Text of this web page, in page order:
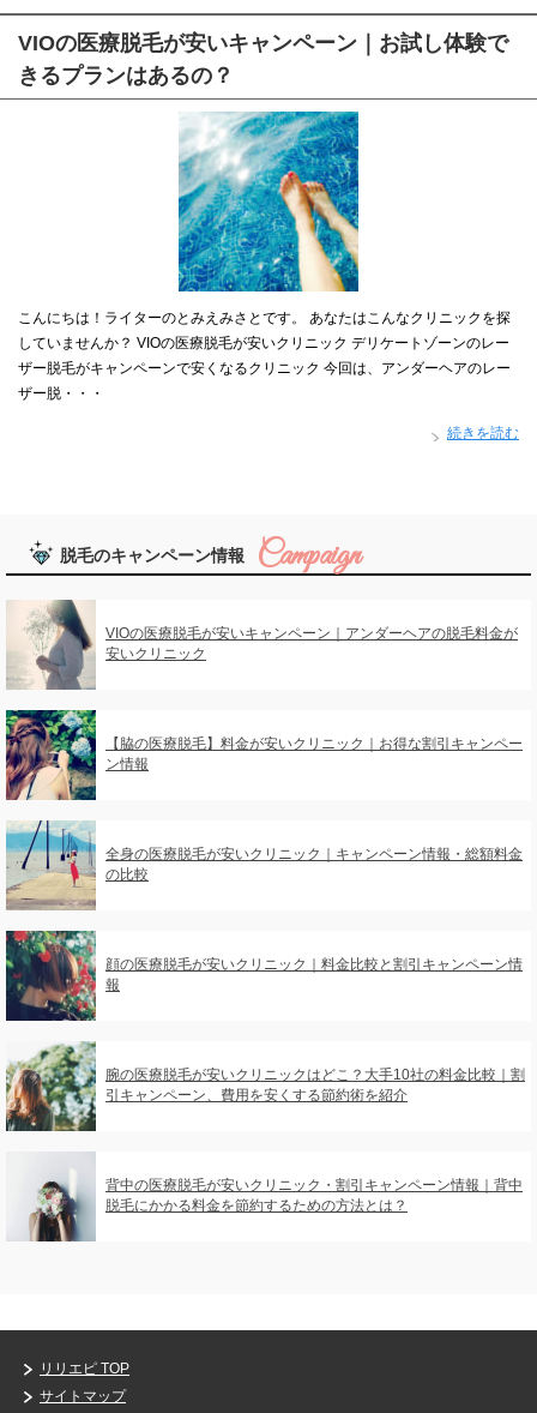
VIOの医療脱毛が安いキャンペーン｜お試し体験で
きるプランはあるの？
こんにちは！ライターのとみえみさとです。 あなたはこんなクリニックを探
していませんか？ VIOの医療脱毛が安いクリニック デリケートゾーンのレー
ザー脱毛がキャンペーンで安くなるクリニック 今回は、アンダーヘアのレー
ザー脱・・・
続きを読む
脱毛のキャンペーン情報
VIOの医療脱毛が安いキャンペーン｜アンダーヘアの脱毛料金が
安いクリニック
【脇の医療脱毛】料金が安いクリニック｜お得な割引キャンペー
ン情報
全身の医療脱毛が安いクリニック｜キャンペーン情報・総額料金
の比較
顔の医療脱毛が安いクリニック｜料金比較と割引キャンペーン情
報
腕の医療脱毛が安いクリニックはどこ？大手10社の料金比較｜割
引キャンペーン、費用を安くする節約術を紹介
背中の医療脱毛が安いクリニック・割引キャンペーン情報｜背中
脱毛にかかる料金を節約するための方法とは？
リリエピ TOP
サイトマップ